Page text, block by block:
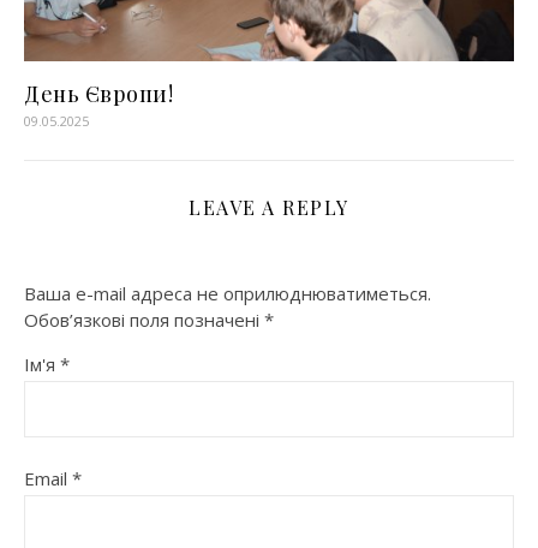
День Європи!
09.05.2025
LEAVE A REPLY
Ваша e-mail адреса не оприлюднюватиметься.
Обов’язкові поля позначені *
Ім'я *
Email *